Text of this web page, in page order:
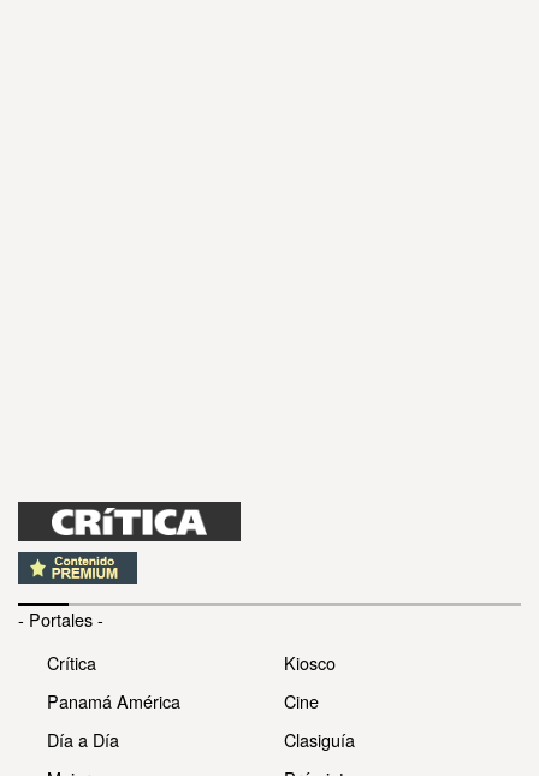
- Portales -
Crítica
Panamá América
Día a Día
Kiosco
Cine
Clasiguía